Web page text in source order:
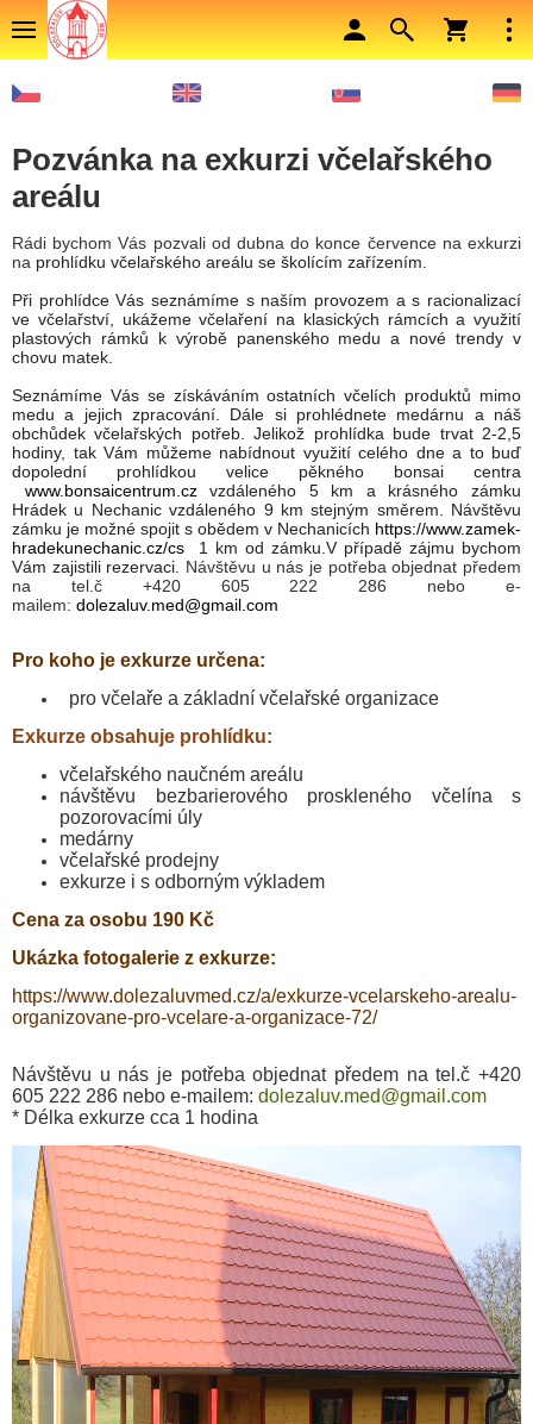
Pozvánka na exkurzi včelařského
areálu
Rádi bychom Vás pozvali od dubna do konce července na exkurzi
na prohlídku včelařského areálu se školícím zařízením.
Při prohlídce Vás seznámíme s naším provozem a s racionalizací
ve včelařství, ukážeme včelaření na klasických rámcích a využití
plastových rámků k výrobě panenského medu a nové trendy v
chovu matek.
Seznámíme Vás se získáváním ostatních včelích produktů mimo
medu a jejich zpracování. Dále si prohlédnete medárnu a náš
obchůdek včelařských potřeb. Jelikož prohlídka bude trvat 2-2,5
hodiny, tak Vám můžeme nabídnout využití celého dne a to buď
dopolední prohlídkou velice pěkného bonsai centra
www.bonsaicentrum.cz
vzdáleného 5 km a krásného zámku
Hrádek u Nechanic vzdáleného 9 km stejným směrem. Návštěvu
zámku je možné spojit s obědem v Nechanicích https://www.zamek-
hradekunechanic.cz/cs 1 km od zámku.V případě zájmu bychom
Vám zajistili rezervaci. Návštěvu u nás je potřeba objednat předem
na tel.č+420 605 222 286 neboe-
mailem: dolezaluv.med@gmail.com
Pro koho je exkurze určena:
pro včelaře a základní včelařské organizace
Exkurze obsahuje prohlídku:
včelařského naučném areálu
návštěvu bezbarierového proskleného včelína s
pozorovacími úly
medárny
včelařské prodejny
​exkurze i s odborným výkladem
Cena za osobu 190 Kč
Ukázka fotogalerie z exkurze:
https://www.dolezaluvmed.cz/a/exkurze-vcelarskeho-arealu-
organizovane-pro-vcelare-a-organizace-72/
Návštěvu u nás je potřeba objednat předem na tel.č +420
605 222 286 nebo e-mailem: dolezaluv.med@gmail.com
* Délka exkurze cca 1 hodina